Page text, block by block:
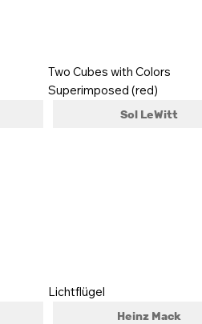
Two Cubes with Colors
Superimposed (red)
Sol LeWitt
Lichtflügel
Heinz Mack